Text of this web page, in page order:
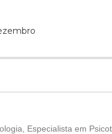
Especialista em